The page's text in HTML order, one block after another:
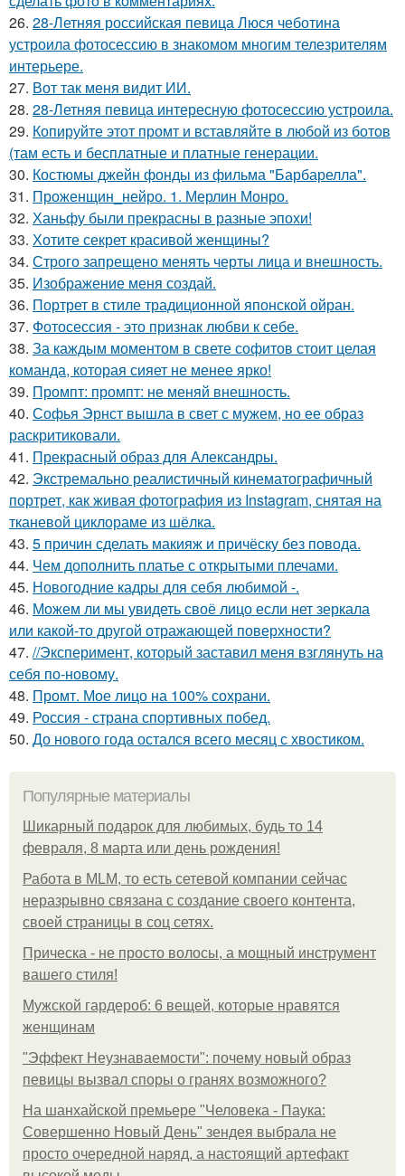
26. 28-Летняя российская певица Люся чеботина
устроила фотосессию в знакомом многим телезрителям
интерьере.
27. Вот так меня видит ИИ.
28. 28-Летняя певица интересную фотосессию устроила.
29. Копируйте этот промт и вставляйте в любой из ботов
(там есть и бесплатные и платные генерации.
30. Костюмы джейн фонды из фильма "Барбарелла".
31. Проженщин_нейро. 1. Мерлин Монро.
32. Ханьфу были прекрасны в разные эпохи!
33. Хотите секрет красивой женщины?
34. Строго запрещено менять черты лица и внешность.
35. Изображение меня создай.
36. Портрет в стиле традиционной японской ойран.
37. Фотосессия - это признак любви к себе.
38. За каждым моментом в свете софитов стоит целая
команда, которая сияет не менее ярко!
39. Промпт: промпт: не меняй внешность.
40. Софья Эрнст вышла в свет с мужем, но ее образ
раскритиковали.
41. Прекрасный образ для Александры.
42. Экстремально реалистичный кинематографичный
портрет, как живая фотография из Instagram, снятая на
тканевой циклораме из шёлка.
43. 5 причин сделать макияж и причёску без повода.
44. Чем дополнить платье с открытыми плечами.
45. Новогодние кадры для себя любимой -.
46. Можем ли мы увидеть своё лицо если нет зеркала
или какой-то другой отражающей поверхности?
47. //Эксперимент, который заставил меня взглянуть на
себя по-новому.
48. Промт. Мое лицо на 100% сохрани.
49. Россия - страна спортивных побед.
50. До нового года остался всего месяц с хвостиком.
Популярные материалы
Шикарный подарок для любимых, будь то 14
февраля, 8 марта или день рождения!
Работа в MLM, то есть сетевой компании сейчас
неразрывно связана с создание своего контента,
своей страницы в соц сетях.
Прическа - не просто волосы, а мощный инструмент
вашего стиля!
Мужской гардероб: 6 вещей, которые нравятся
женщинам
"Эффект Неузнаваемости": почему новый образ
певицы вызвал споры о гранях возможного?
На шанхайской премьере "Человека - Паука:
Совершенно Новый День" зендея выбрала не
просто очередной наряд, а настоящий артефакт